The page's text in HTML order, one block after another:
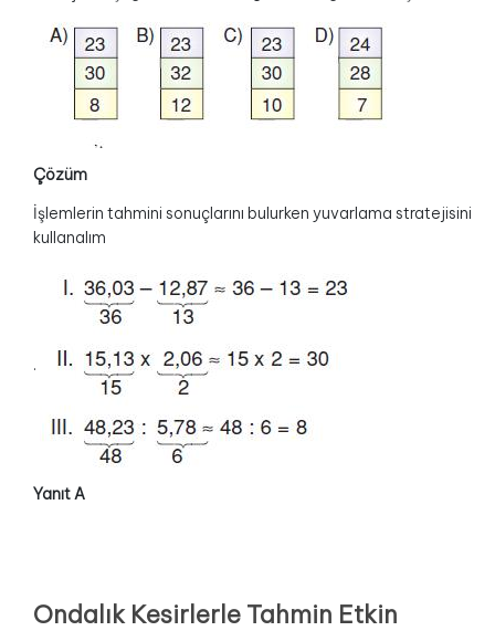
Çözüm
İşlemlerin tahmini sonuçlarını bulurken yuvarlama stratejisini
kullanalım
.
Yanıt A
Ondalık Kesirlerle Tahmin Etkin